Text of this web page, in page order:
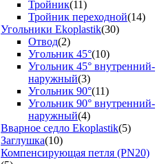
Тройник(11)
Тройник переходной(14)
Угольники Ekoplastik(30)
Отвод(2)
Угольник 45°(10)
Угольник 45° внутренний-
наружный(3)
Угольник 90°(11)
Угольник 90° внутренний-
наружный(4)
Вварное седло Ekoplastik(5)
Заглушка(10)
Компенсирующая петля (PN20)